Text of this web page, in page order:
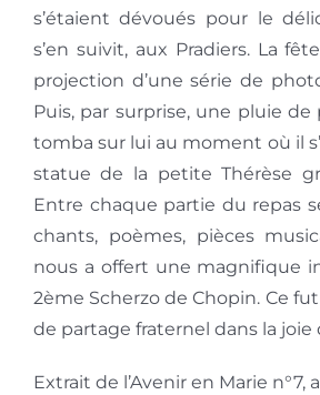
s’étaient dévoués pour le
s’en suivit, aux Pradiers. La
projection d’une série de
Puis, par surprise, une pluie de
tomba sur lui au moment où il
statue de la petite Thérèse
Entre chaque partie du repas
chants, poèmes, pièces
nous a offert une magnifique
2ème Scherzo de Chopin. Ce
de partage fraternel dans la joie
Extrait de l’Avenir en Marie